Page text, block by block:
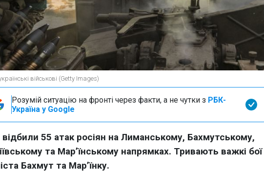
військові (Getty Images)
Розумій ситуацію на фронті через факти, а не чутки з РБК-
Україна у Google
55 атак росіян на Лиманському, Бахмутському,
та Мар’їнському напрямках. Тривають важкі бої
Бахмут та Мар’їнку.